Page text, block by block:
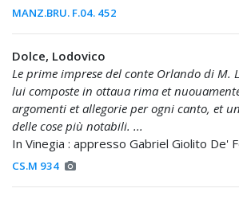
MANZ.BRU. F.04. 452
Dolce, Lodovico
Le prime imprese del conte Orlando di M.
lui composte in ottaua rima et
argomenti et allegorie per ogni canto, et
delle cose più notabili. ...
In Vinegia : appresso Gabriel Giolito De'
CS.M 934